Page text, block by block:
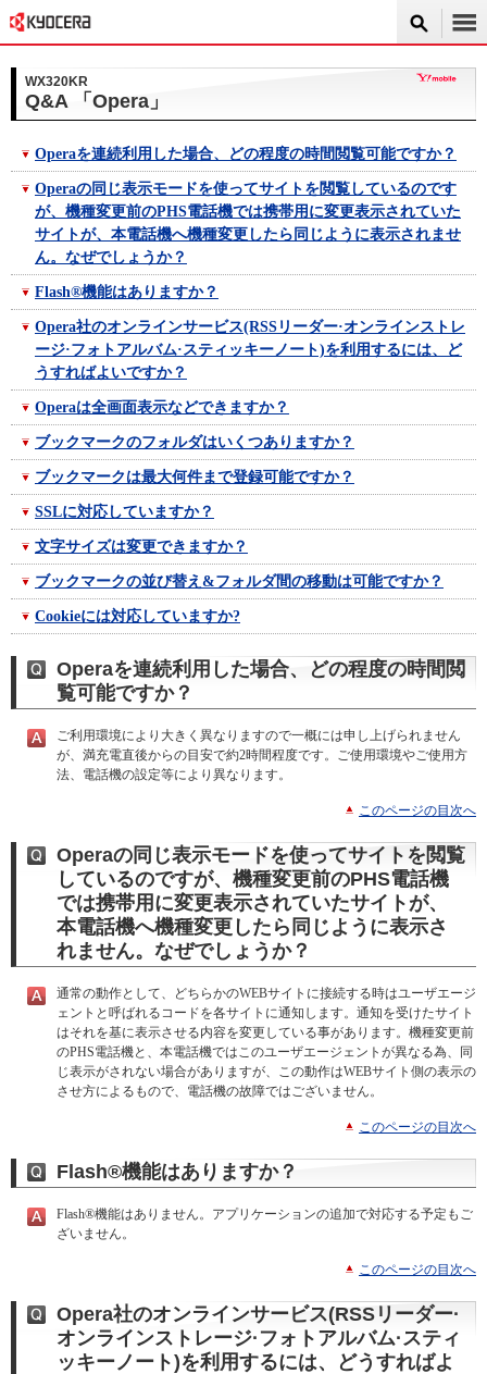
WX320KR
Q&A 「Opera」
Operaを連続利用した場合、どの程度の時間閲覧可能ですか？
Operaの同じ表示モードを使ってサイトを閲覧しているのです
が、機種変更前のPHS電話機では携帯用に変更表示されていた
サイトが、本電話機へ機種変更したら同じように表示されませ
ん。なぜでしょうか？
Flash®機能はありますか？
Opera社のオンラインサービス(RSSリーダー·オンラインストレ
ージ·フォトアルバム·スティッキーノート)を利用するには、ど
うすればよいですか？
Operaは全画面表示などできますか？
ブックマークのフォルダはいくつありますか？
ブックマークは最大何件まで登録可能ですか？
SSLに対応していますか？
文字サイズは変更できますか？
ブックマークの並び替え&フォルダ間の移動は可能ですか？
Cookieには対応していますか?
Operaを連続利用した場合、どの程度の時間閲
覧可能ですか？
ご利用環境により大きく異なりますので一概には申し上げられません
が、満充電直後からの目安で約2時間程度です。ご使用環境やご使用方
法、電話機の設定等により異なります。
このページの目次へ
Operaの同じ表示モードを使ってサイトを閲覧
しているのですが、機種変更前のPHS電話機
では携帯用に変更表示されていたサイトが、
本電話機へ機種変更したら同じように表示さ
れません。なぜでしょうか？
通常の動作として、どちらかのWEBサイトに接続する時はユーザエージ
ェントと呼ばれるコードを各サイトに通知します。通知を受けたサイト
はそれを基に表示させる内容を変更している事があります。機種変更前
のPHS電話機と、本電話機ではこのユーザエージェントが異なる為、同
じ表示がされない場合がありますが、この動作はWEBサイト側の表示の
させ方によるもので、電話機の故障ではございません。
このページの目次へ
Flash®機能はありますか？
Flash®機能はありません。アプリケーションの追加で対応する予定もご
ざいません。
このページの目次へ
Opera社のオンラインサービス(RSSリーダー·
オンラインストレージ·フォトアルバム·スティ
ッキーノート)を利用するには、どうすればよ